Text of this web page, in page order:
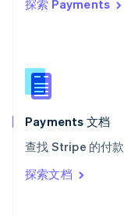
探索 Payments
Payments 文档
查找 Stripe 的付款
探索文档
西班牙
新西兰
English
匈牙利
English
ItalianoEnglish
印度
English